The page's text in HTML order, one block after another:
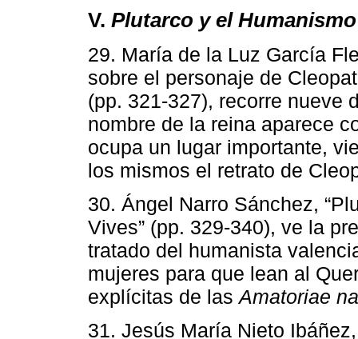
V. Plutarco y el
29. María de la Luz García
sobre el personaje de
(pp. 321-327), recorre nueve
nombre de la reina aparece
ocupa un lugar importante,
los mismos el retrato de
30. Ángel Narro Sánchez,
Vives” (pp. 329-340), ve la
tratado del humanista
mujeres para que lean al
explícitas de lasAmatoriae
31. Jesús María Nieto